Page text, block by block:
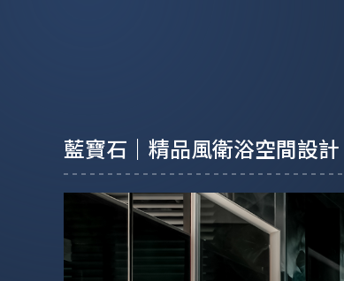
藍寶石｜精品風衛浴空間設計